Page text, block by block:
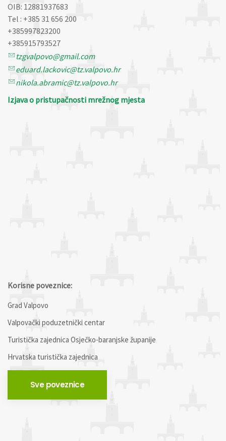
OIB: 12881937683
Tel : +385 31 656 200
+385997823200
+385915793527
tzgvalpovo@gmail.com
eduard.lackovic@tz.valpovo.hr
nikola.abramic@tz.valpovo.hr
Izjava o pristupačnosti mrežnog mjesta
Korisne poveznice:
Grad Valpovo
Valpovački poduzetnički centar
Turistička zajednica Osječko-baranjske županije
Hrvatska turistička zajednica
Sve poveznice